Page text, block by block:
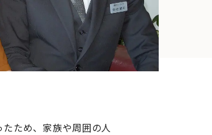
ため、家族や周囲の人